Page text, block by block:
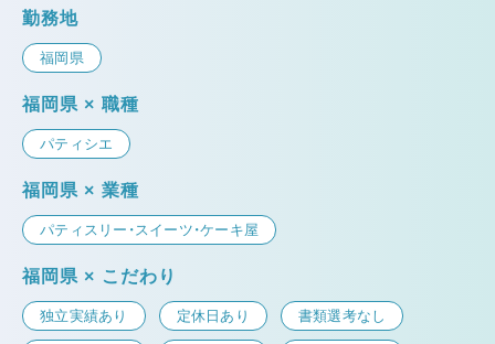
勤務地
福岡県
福岡県 × 職種
パティシエ
福岡県 × 業種
パティスリー・スイーツ・ケーキ屋
福岡県 × こだわり
独立実績あり 定休日あり 書類選考なし